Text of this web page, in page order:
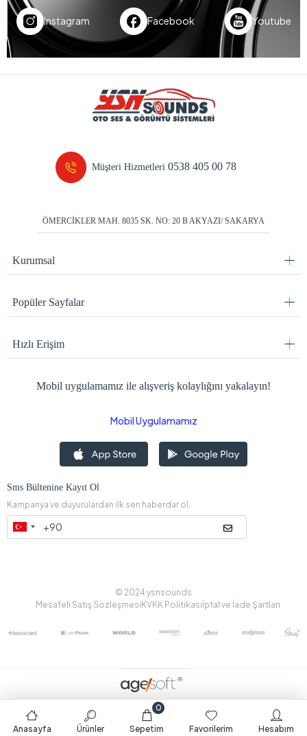
Instagram Facebook Youtube
Müşteri Hizmetleri0538 405 00 78
ÖMERCİKLER MAH. 8035 SK. NO: 20 B AKYAZI/ SAKARYA
Kurumsal
Popüler Sayfalar
Hızlı Erişim
Mobil uygulamamız ile alışveriş kolaylığını yakalayın!
Mobil Uygulamamız
Sms Bültenine Kayıt Ol
Kampanya ve duyurulardan ilk sen haberdar ol.
© 2024 ysnsounds
Mesafeli Satış Sözleşmesi KVKK Politikasıİptal ve İade Şartları
Anasayfa Ürünler Sepetim
0
Favorilerim Hesabım